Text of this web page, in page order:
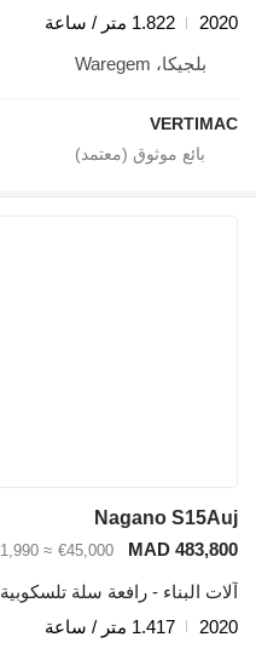
2020
1.822 متر / ساعة
بلجيكا، Waregem
VERTIMAC
Nagano S15Auj
MAD 483,800
€45,000
≈ $51,990
آلات البناء - رافعة سلة تلسكوبية
2020
1.417 متر / ساعة